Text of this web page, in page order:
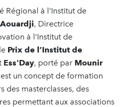
Régional à l'Institut de
, Directrice
à l'Institut de
Prix de l’Institut de
Ess'Day, porté par Mounir
est un concept de formation
des masterclasses, des
permettant aux associations